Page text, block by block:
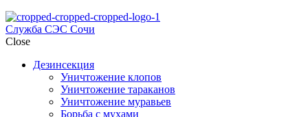
Служба СЭС Сочи
Close
Дезинсекция
Уничтожение клопов
Уничтожение тараканов
Уничтожение муравьев
Борьба с мухами